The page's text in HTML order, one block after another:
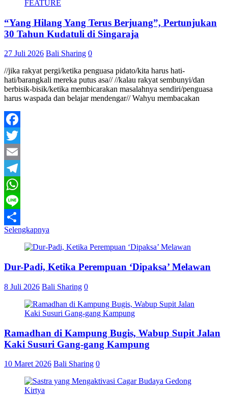
FEATURE
“Yang Hilang Yang Terus Berjuang”, Pertunjukan
30 Tahun Kudatuli di Singaraja
27 Juli 2026 Bali Sharing 0
//jika rakyat pergi/ketika penguasa pidato/kita harus hati-
hati/barangkali mereka putus asa// //kalau rakyat sembunyi/dan
berbisik-bisik/ketika membicarakan masalahnya sendiri/penguasa
harus waspada dan belajar mendengar// Wahyu membacakan
Facebook
Twitter
Email
Telegram
WhatsApp
Line
Share
Selengkapnya
Dur-Padi, Ketika Perempuan ‘Dipaksa’ Melawan
8 Juli 2026 Bali Sharing 0
Ramadhan di Kampung Bugis, Wabup Supit Jalan
Kaki Susuri Gang-gang Kampung
10 Maret 2026 Bali Sharing 0